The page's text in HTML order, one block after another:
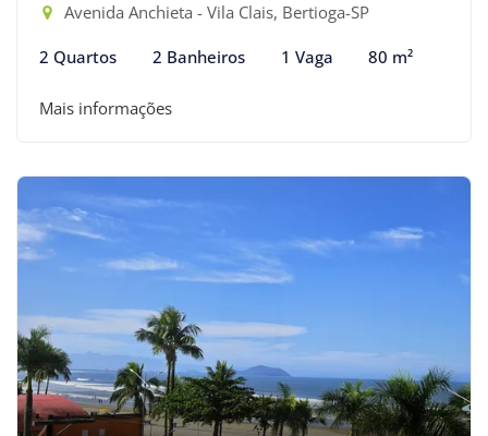
Avenida Anchieta - Vila Clais, Bertioga-SP
2 Quartos 2 Banheiros 1 Vaga 80 m²
Mais informações